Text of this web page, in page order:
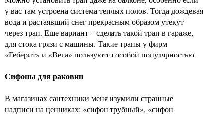
у вас там устроена система теплых полов. Тогда дождевая
вода и растаявший снег прекрасным образом утекут
через трап. Еще вариант – сделать такой трап в гараже,
для стока грязи с машины. Такие трапы у фирм
«Геберит» и «Вега» пользуются особой популярностью.
Сифоны для раковин
В магазинах сантехники меня изумили странные
надписи на ценниках: «сифон трубный», «сифон